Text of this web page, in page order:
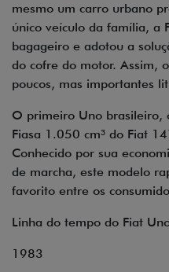
mesmo um carro urbano
único veículo da família, a
bagageiro e adotou a
do cofre do motor. Assim,
poucos, mas importantes
O primeiro Uno brasileiro,
Fiasa 1.050 cm³ do Fiat
Conhecido por sua
de marcha, este modelo
favorito entre os
Linha do tempo do Fiat
1983